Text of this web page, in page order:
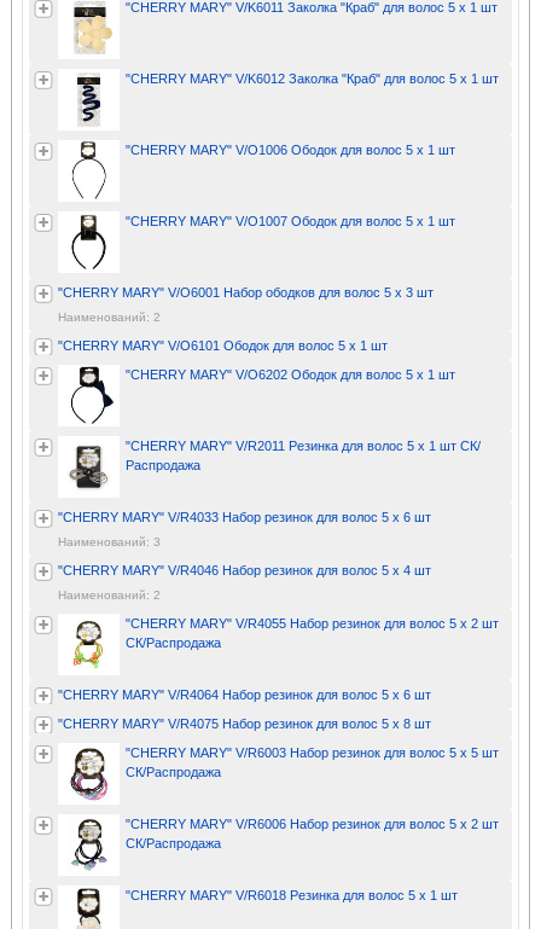
"CHERRY MARY" V/K6011 Заколка "Краб" для волос 5 х 1 шт
"CHERRY MARY" V/K6012 Заколка "Краб" для волос 5 х 1 шт
"CHERRY MARY" V/O1006 Ободок для волос 5 х 1 шт
"CHERRY MARY" V/O1007 Ободок для волос 5 х 1 шт
"CHERRY MARY" V/O6001 Набор ободков для волос 5 х 3 шт
Наименований: 2
"CHERRY MARY" V/O6101 Ободок для волос 5 х 1 шт
"CHERRY MARY" V/O6202 Ободок для волос 5 х 1 шт
"CHERRY MARY" V/R2011 Резинка для волос 5 х 1 шт СК/
Распродажа
"CHERRY MARY" V/R4033 Набор резинок для волос 5 х 6 шт
Наименований: 3
"CHERRY MARY" V/R4046 Набор резинок для волос 5 х 4 шт
Наименований: 2
"CHERRY MARY" V/R4055 Набор резинок для волос 5 х 2 шт
СК/Распродажа
"CHERRY MARY" V/R4064 Набор резинок для волос 5 х 6 шт
"CHERRY MARY" V/R4075 Набор резинок для волос 5 х 8 шт
"CHERRY MARY" V/R6003 Набор резинок для волос 5 х 5 шт
СК/Распродажа
"CHERRY MARY" V/R6006 Набор резинок для волос 5 х 2 шт
СК/Распродажа
"CHERRY MARY" V/R6018 Резинка для волос 5 х 1 шт